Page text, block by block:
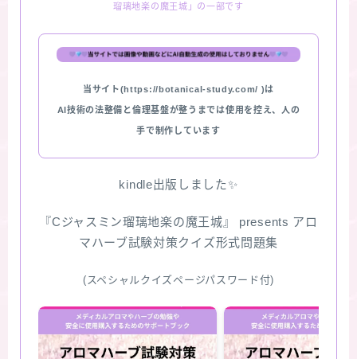
瑠璃地楽の魔王城」の一部です
当サイト(https://botanical-study.com/ )は
AI技術の法整備と倫理基盤が整うまでは使用を控え、人の
手で制作しています
kindle出版しました✨
『Cジャスミン瑠璃地楽の魔王城』 presents アロ
マハーブ試験対策クイズ形式問題集
(スペシャルクイズページパスワード付)